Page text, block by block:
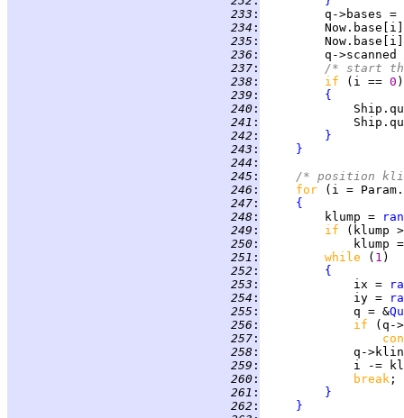
233 :
         q->bases =
234 :
235 :
236 :
q-
237 :
/* start
238 : if (i == 0
239 :
{
240 :
241 :
242 :
}
243 :
}
244 :
245 :
/* position
246 : for
(i =
247 :
{
248 :
         klump =
249 :
if
250 :
251 : while ( 1
252 :
{
253 :
             ix =
254 :
             iy =
255 :
             q = &
256 : if
(q-
257 :
258 :
259 :
260 : break
261 :
}
262 :
}